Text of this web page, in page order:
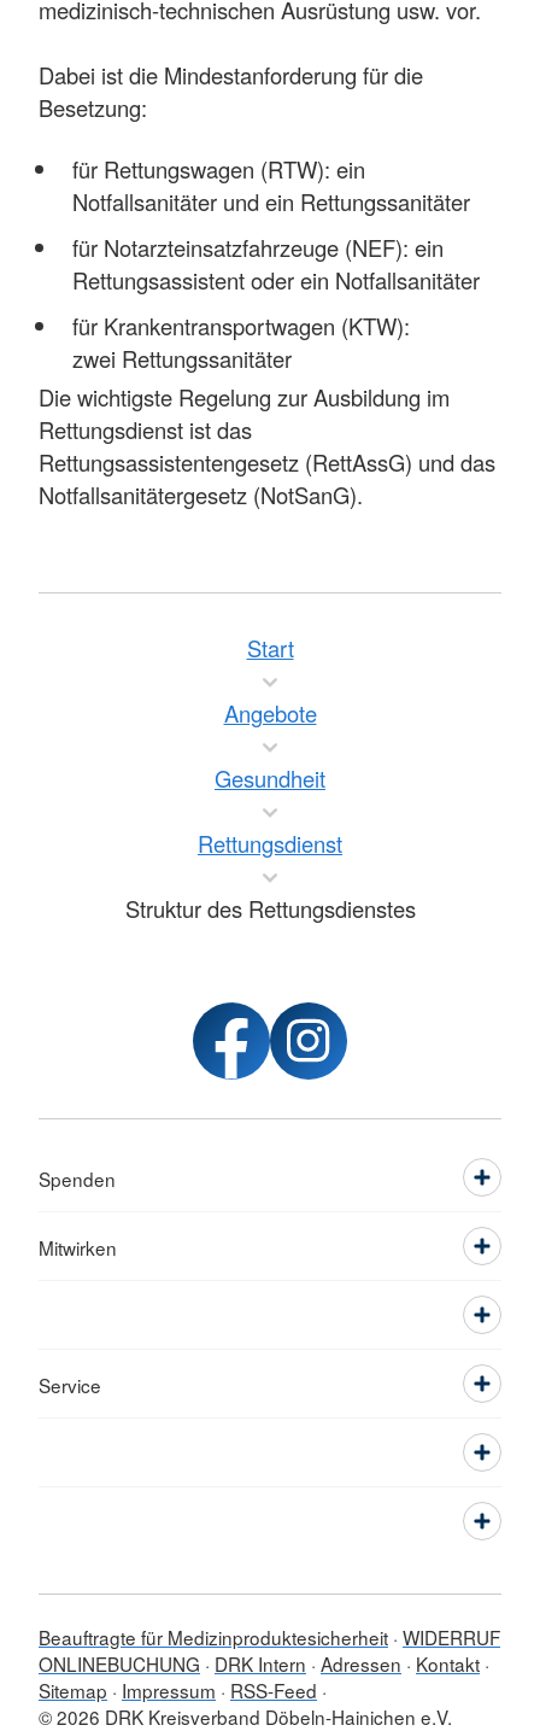
medizinisch-technischen Ausrüstung usw. vor.
Dabei ist die Mindestanforderung für die
Besetzung:
für Rettungswagen (RTW): ein
Notfallsanitäter und ein Rettungssanitäter
für Notarzteinsatzfahrzeuge (NEF): ein
Rettungsassistent oder ein Notfallsanitäter
für Krankentransportwagen (KTW):
zwei Rettungssanitäter
Die wichtigste Regelung zur Ausbildung im
Rettungsdienst ist das
Rettungsassistentengesetz (RettAssG) und das
Notfallsanitätergesetz (NotSanG).
Start
Angebote
Gesundheit
Rettungsdienst
Struktur des Rettungsdienstes
Spenden
Mitwirken
Service
Beauftragte für Medizinproduktesicherheit WIDERRUF
ONLINEBUCHUNG
DRK Intern Adressen
Kontakt
Sitemap
Impressum
RSS-Feed
© 2026 DRK Kreisverband Döbeln-Hainichen e.V.